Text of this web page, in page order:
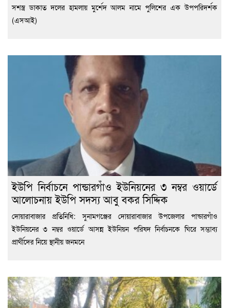
সশস্ত্র ডাকাত দলের হামলায় মুর্শেদ আলম নামে পুলিশের এক উপপরিদর্শক
(এসআই)
ইউপি নির্বাচনে পান্ডারগাঁও ইউনিয়নের ৩ নম্বর ওয়ার্ডে
আলোচনায় ইউপি সদস্য আবু বকর সিদ্দিক
দোয়ারাবাজার প্রতিনিধি: সুনামগঞ্জের দোয়ারাবাজার উপজেলার পান্ডারগাঁও
ইউনিয়নের ৩ নম্বর ওয়ার্ডে আসন্ন ইউনিয়ন পরিষদ নির্বাচনকে ঘিরে সম্ভাব্য
প্রার্থীদের নিয়ে স্থানীয় জনমনে